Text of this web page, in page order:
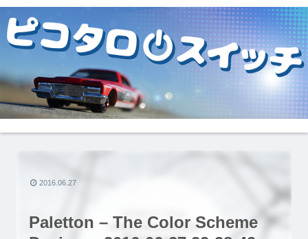
Paletton – The Color Scheme
2016.06.27